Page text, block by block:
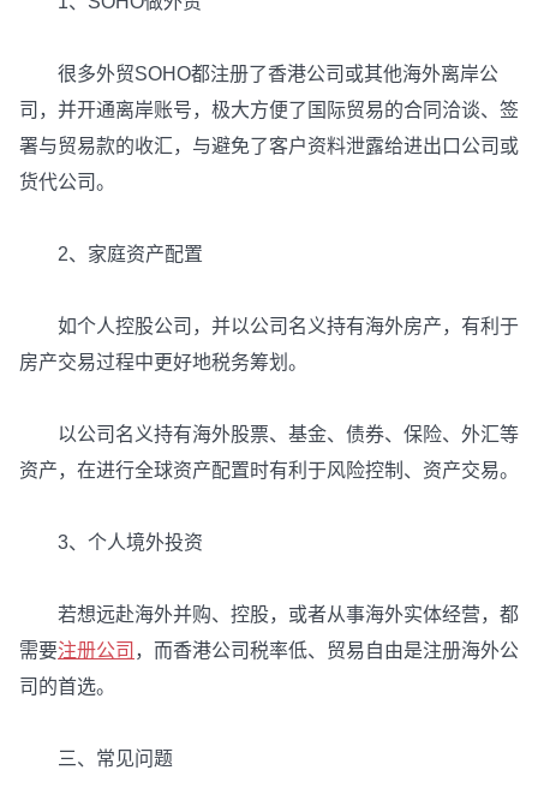
很多外贸SOHO都注册了香港公司或其他海外离岸公
司，并开通离岸账号，极大方便了国际贸易的合同洽谈、签
署与贸易款的收汇，与避免了客户资料泄露给进出口公司或
货代公司。
2、家庭资产配置
如个人控股公司，并以公司名义持有海外房产，有利于
房产交易过程中更好地税务筹划。
以公司名义持有海外股票、基金、债券、保险、外汇等
资产，在进行全球资产配置时有利于风险控制、资产交易。
3、个人境外投资
若想远赴海外并购、控股，或者从事海外实体经营，都
需要注册公司 ，而香港公司税率低、贸易自由是注册海外公
司的首选。
三、常见问题